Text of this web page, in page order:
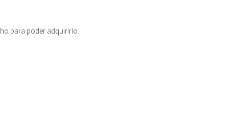
para poder adquirirlo.